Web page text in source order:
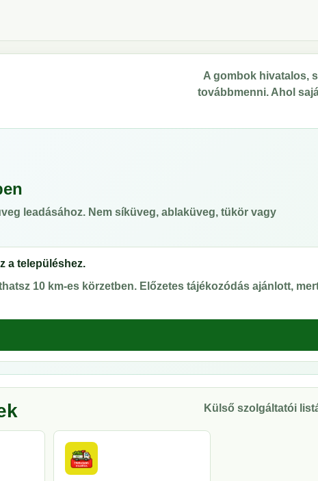
A gombok hivatalos,
továbbmenni. Ahol
leadásához. Nem síküveg, ablaküveg, tükör vagy
a településhez.
10 km-es körzetben. Előzetes tájékozódás ajánlott,
Külső szolgáltatói